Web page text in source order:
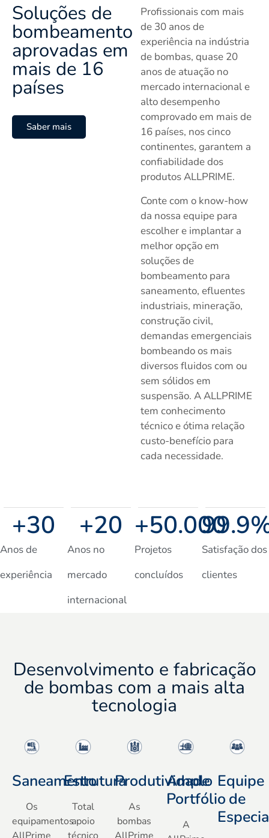
Soluções de
bombeamento
aprovadas em
mais de 16
países
Saber mais
Profissionais com mais
de 30 anos de
experiência na indústria
de bombas, quase 20
anos de atuação no
mercado internacional e
alto desempenho
comprovado em mais de
16 países, nos cinco
continentes, garantem a
confiabilidade dos
produtos ALLPRIME.
Conte com o know-how
da nossa equipe para
escolher e implantar a
melhor opção em
soluções de
bombeamento para
saneamento, efluentes
industriais, mineração,
construção civil,
demandas emergenciais
bombeando os mais
diversos fluidos com ou
sem sólidos em
suspensão. A ALLPRIME
tem conhecimento
técnico e ótima relação
custo-benefício para
cada necessidade.
Anos de
experiência
+30
Anos no
mercado
internacional
+20
Projetos
concluídos
+50.000
Satisfação dos
clientes
99.9
Desenvolvimento e fabricação
de bombas com a mais alta
tecnologia
Saneamento
Os
equipamentos
Estrutura
Total
apoio
Produtividade
As
bombas
Amplo
Portfólio
A
Equipe
de